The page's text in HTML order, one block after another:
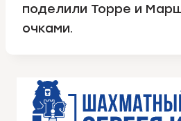
поделили Торре и
очками.